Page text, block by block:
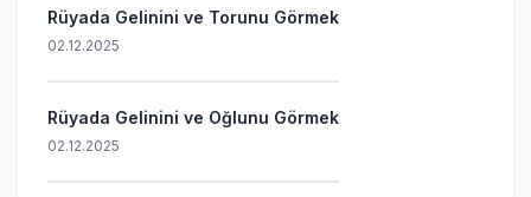
Rüyada Gelinini ve Torunu Görmek
02.12.2025
Rüyada Gelinini ve Oğlunu Görmek
02.12.2025